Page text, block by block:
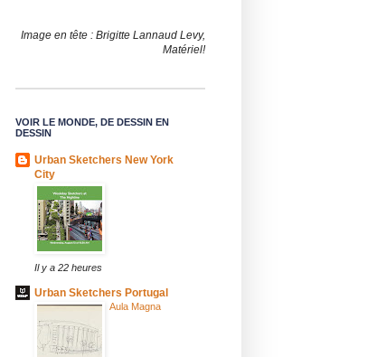
Image en tête : Brigitte Lannaud Levy,
Matériel!
VOIR LE MONDE, DE DESSIN EN
DESSIN
Urban Sketchers New York
City
Il y a 22 heures
Urban Sketchers Portugal
Aula Magna